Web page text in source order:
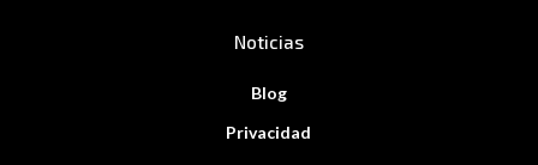
Noticias
Blog
Privacidad